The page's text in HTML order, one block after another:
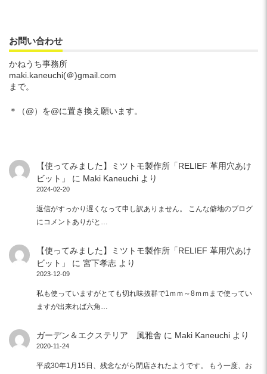
お問い合わせ
かねうち事務所
maki.kaneuchi(＠)gmail.com
まで。
＊（@）を@に置き換え願います。
【使ってみました】ミツトモ製作所「RELIEF 革用穴あけ
ビット」
に Maki Kaneuchiより
2024-02-20
返信がすっかり遅くなって申し訳ありません。 こんな僻地のブログ
にコメントありがと…
【使ってみました】ミツトモ製作所「RELIEF 革用穴あけ
ビット」
に 宮下孝志より
2023-12-09
私も使っていますがとても切れ味抜群で1ｍｍ～8ｍｍまで使ってい
ますが出来れば六角…
ガーデン＆エクステリア 風雅舎 に Maki Kaneuchiより
2020-11-24
平成30年1月15日、残念ながら閉店されたようです。 もう一度、お